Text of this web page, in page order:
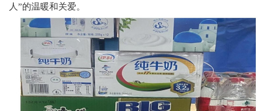
人”的温暖和关爱。